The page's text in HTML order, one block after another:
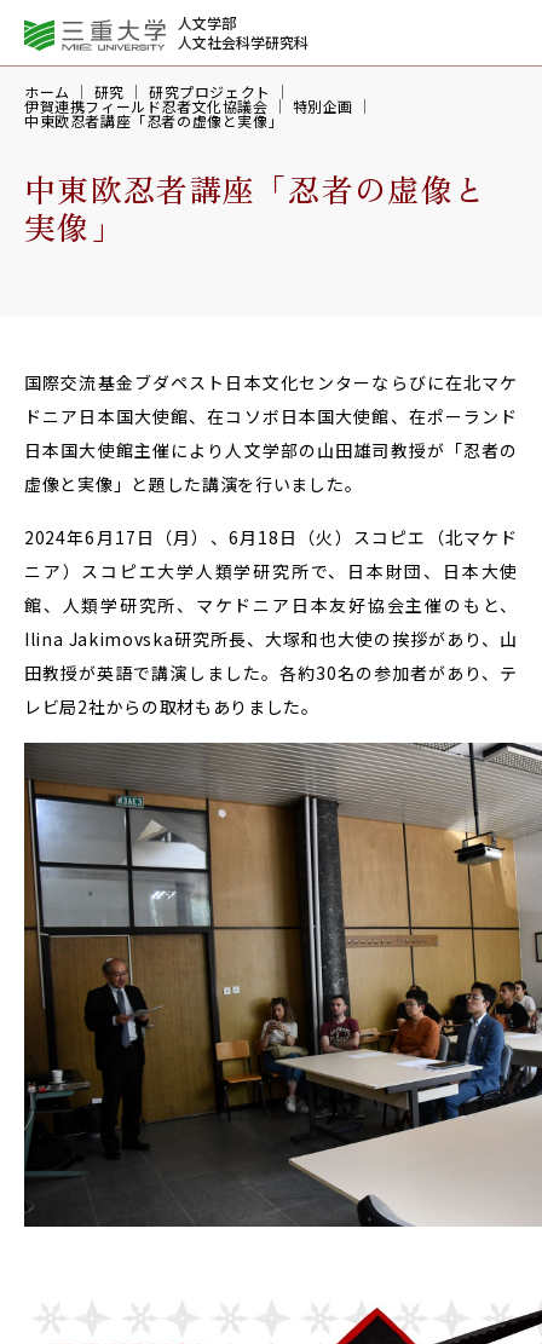
人文学部
人文社会科学研究科
ホーム 研究 研究プロジェクト
伊賀連携フィールド忍者文化協議会 特別企画
中東欧忍者講座「忍者の虚像と実像」
中東欧忍者講座「忍者の虚像と
実像」
国際交流基金ブダペスト日本文化センターならびに在北マケ
ドニア日本国大使館、在コソボ日本国大使館、在ポーランド
日本国大使館主催により人文学部の山田雄司教授が「忍者の
虚像と実像」と題した講演を行いました。
2024年6月17日（月）、6月18日（火）スコピエ（北マケド
ニア）スコピエ大学人類学研究所で、 日本財団、日本大使
館、人類学研究所、マケドニア日本友好協会主催のもと、
Ilina Jakimovska研究所長、 大塚和也大使の挨拶があり、山
田教授が英語で講演しました。各約30名の参加者があり、テ
レビ局2社からの取材もありました。